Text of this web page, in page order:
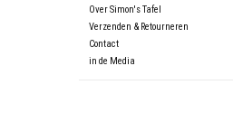
Over Simon's Tafel
Verzenden & Retourneren
Contact
in de Media